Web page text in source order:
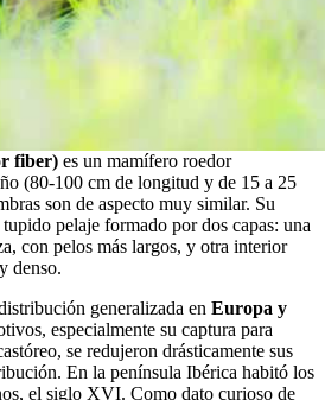
fiber) es un mamífero roedor
(80-100 cm de longitud y de 15 a 25
son de aspecto muy similar. Su
pelaje formado por dos capas: una
con pelos más largos, y otra interior
denso.
generalizada en Europa y
especialmente su captura para
se redujeron drásticamente sus
En la península Ibérica habitó los
el siglo XVI. Como dato curioso de